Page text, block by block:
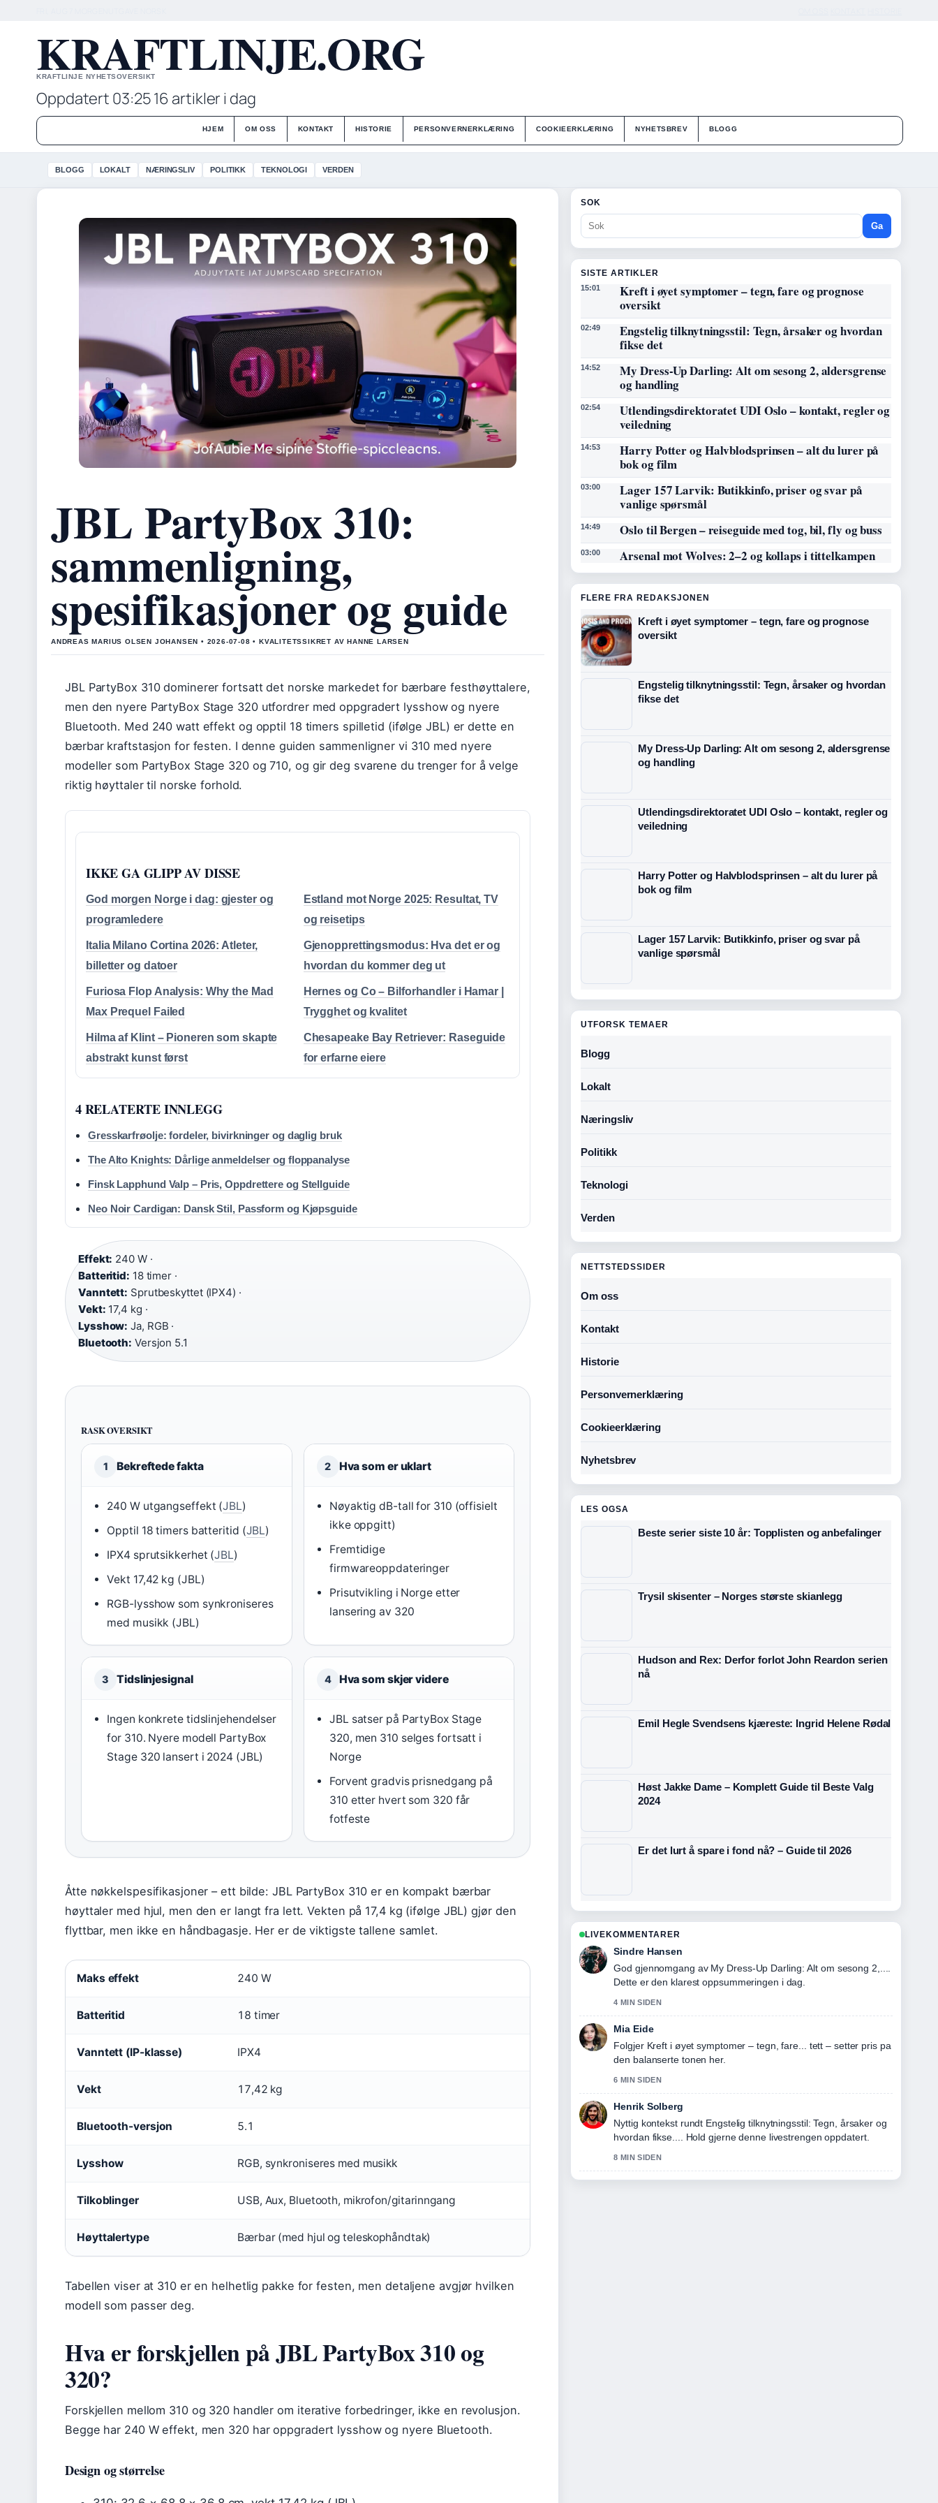
KRAFTLINJE.ORG
KRAFTLINJE NYHETSOVERSIKT
Oppdatert 03:2516 artikler i dag
HJEM OM OSS KONTAKT HISTORIE PERSONVERNERKLÆRING COOKIEERKLÆRING NYHETSBREV BLOGG
BLOGG LOKALT NÆRINGSLIV POLITIKK TEKNOLOGI VERDEN
JBL PartyBox 310:
sammenligning,
spesifikasjoner og guide
ANDREAS MARIUS OLSEN JOHANSEN • 2026-07-08 • KVALITETSSIKRET AV HANNE LARSEN
JBL PartyBox 310 dominerer fortsatt det norske markedet for bærbare festhøyttalere,
men den nyere PartyBox Stage 320 utfordrer med oppgradert lysshow og nyere
Bluetooth. Med 240 watt effekt og opptil 18 timers spilletid (ifølge JBL) er dette en
bærbar kraftstasjon for festen. I denne guiden sammenligner vi 310 med nyere
modeller som PartyBox Stage 320 og 710, og gir deg svarene du trenger for å velge
riktig høyttaler til norske forhold.
IKKE GA GLIPP AV DISSE
God morgen Norge i dag: gjester og
programledere
Estland mot Norge 2025: Resultat, TV
og reisetips
Italia Milano Cortina 2026: Atleter,
billetter og datoer
Gjenopprettingsmodus: Hva det er og
hvordan du kommer deg ut
Furiosa Flop Analysis: Why the Mad
Max Prequel Failed
Hernes og Co – Bilforhandler i Hamar |
Trygghet og kvalitet
Hilma af Klint – Pioneren som skapte
abstrakt kunst først
Chesapeake Bay Retriever: Raseguide
for erfarne eiere
4 RELATERTE INNLEGG
Gresskarfrøolje: fordeler, bivirkninger og daglig bruk
The Alto Knights: Dårlige anmeldelser og floppanalyse
Finsk Lapphund Valp – Pris, Oppdrettere og Stellguide
Neo Noir Cardigan: Dansk Stil, Passform og Kjøpsguide
Effekt: 240 W ·
Batteritid: 18 timer ·
Vanntett: Sprutbeskyttet (IPX4) ·
Vekt: 17,4 kg ·
Lysshow: Ja, RGB ·
Bluetooth: Versjon 5.1
RASK OVERSIKT
1 Bekreftede fakta
240 W utgangseffekt (JBL)
Opptil 18 timers batteritid (JBL)
IPX4 sprutsikkerhet (JBL)
Vekt 17,42 kg (JBL)
RGB-lysshow som synkroniseres
med musikk (JBL)
2 Hva som er uklart
Nøyaktig dB-tall for 310 (offisielt
ikke oppgitt)
Fremtidige
firmwareoppdateringer
Prisutvikling i Norge etter
lansering av 320
3 Tidslinjesignal
Ingen konkrete tidslinjehendelser
for 310. Nyere modell PartyBox
Stage 320 lansert i 2024 (JBL)
4 Hva som skjer videre
JBL satser på PartyBox Stage
320, men 310 selges fortsatt i
Norge
Forvent gradvis prisnedgang på
310 etter hvert som 320 får
fotfeste
Åtte nøkkelspesifikasjoner – ett bilde: JBL PartyBox 310 er en kompakt bærbar
høyttaler med hjul, men den er langt fra lett. Vekten på 17,4 kg (ifølge JBL) gjør den
flyttbar, men ikke en håndbagasje. Her er de viktigste tallene samlet.
Maks effekt 240 W
Batteritid 18 timer
Vanntett (IP-klasse) IPX4
Vekt 17,42 kg
Bluetooth-versjon 5.1
Lysshow RGB, synkroniseres med musikk
Tilkoblinger USB, Aux, Bluetooth, mikrofon/gitarinngang
Høyttalertype Bærbar (med hjul og teleskophåndtak)
Tabellen viser at 310 er en helhetlig pakke for festen, men detaljene avgjør hvilken
modell som passer deg.
Hva er forskjellen på JBL PartyBox 310 og
320?
Forskjellen mellom 310 og 320 handler om iterative forbedringer, ikke en revolusjon.
Begge har 240 W effekt, men 320 har oppgradert lysshow og nyere Bluetooth.
Design og størrelse
SOK
Ga
SISTE ARTIKLER
15:01
Kreft i øyet symptomer – tegn, fare og prognose
oversikt
02:49
Engstelig tilknytningsstil: Tegn, årsaker og hvordan
fikse det
14:52
My Dress-Up Darling: Alt om sesong 2, aldersgrense
og handling
02:54
Utlendingsdirektoratet UDI Oslo – kontakt, regler og
veiledning
14:53
Harry Potter og Halvblodsprinsen – alt du lurer på
bok og film
03:00
Lager 157 Larvik: Butikkinfo, priser og svar på
vanlige spørsmål
14:49 Oslo til Bergen – reiseguide med tog, bil, fly og buss
03:00 Arsenal mot Wolves: 2–2 og kollaps i tittelkampen
FLERE FRA REDAKSJONEN
Kreft i øyet symptomer – tegn, fare og prognose
oversikt
Engstelig tilknytningsstil: Tegn, årsaker og hvordan
fikse det
My Dress-Up Darling: Alt om sesong 2, aldersgrense
og handling
Utlendingsdirektoratet UDI Oslo – kontakt, regler og
veiledning
Harry Potter og Halvblodsprinsen – alt du lurer på
bok og film
Lager 157 Larvik: Butikkinfo, priser og svar på
vanlige spørsmål
UTFORSK TEMAER
Blogg
Lokalt
Næringsliv
Politikk
Teknologi
Verden
NETTSTEDSSIDER
Om oss
Kontakt
Historie
Personvernerklæring
Cookieerklæring
Nyhetsbrev
LES OGSA
Beste serier siste 10 år: Topplisten og anbefalinger
Trysil skisenter – Norges største skianlegg
Hudson and Rex: Derfor forlot John Reardon serien
nå
Emil Hegle Svendsens kjæreste: Ingrid Helene Rødal
Høst Jakke Dame – Komplett Guide til Beste Valg
2024
Er det lurt å spare i fond nå? – Guide til 2026
LIVEKOMMENTARER
Sindre Hansen
God gjennomgang av My Dress-Up Darling: Alt om sesong 2,....
Dette er den klarest oppsummeringen i dag.
4 MIN SIDEN
Mia Eide
Folgjer Kreft i øyet symptomer – tegn, fare... tett – setter pris pa
den balanserte tonen her.
6 MIN SIDEN
Henrik Solberg
Nyttig kontekst rundt Engstelig tilknytningsstil: Tegn, årsaker og
hvordan fikse.... Hold gjerne denne livestrengen oppdatert.
8 MIN SIDEN